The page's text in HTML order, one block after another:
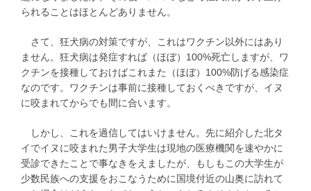
られることはほとんどありません。
さて、狂犬病の対策ですが、これはワクチン以外にはあり
ません。狂犬病は発症すれば（ほぼ）100%死亡しますが、ワ
クチンを接種しておけばこれまた（ほぼ）100%防げる感染症
なのです。ワクチンは事前に接種しておくべきですが、イヌ
に咬まれてからでも間に合います。
しかし、これを過信してはいけません。先に紹介した北タ
イでイヌに咬まれた男子大学生は現地の医療機関を速やかに
受診できたことで事なきをえましたが、もしもこの大学生が
少数民族への支援をおこなうために国境付近の山奥に訪れて